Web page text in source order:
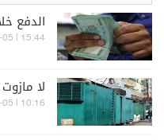
الدفع
15:44 | 2026-08-05
لا
10:16 | 2026-08-05